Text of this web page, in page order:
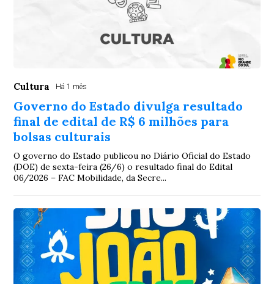
Cultura Há 1 mês
Governo do Estado divulga resultado
final de edital de R$ 6 milhões para
bolsas culturais
O governo do Estado publicou no Diário Oficial do Estado
(DOE) de sexta-feira (26/6) o resultado final do Edital
06/2026 – FAC Mobilidade, da Secre...